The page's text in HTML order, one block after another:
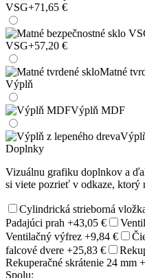
VSG+71,65 €
VSG+57,20 €
Matné
Výplň
Výplň MDF
Doplnky
Vizuálnu grafiku doplnkov a
si viete pozrieť v odkaze, ktorý
Cylindrická strieborná
Padajúci prah +43,05 €
Ventilačný výfrez +9,84 €
falcové dvere +25,83 €
Rekuperačné skrátenie 24 mm
Spolu: